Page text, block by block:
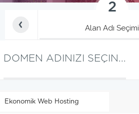
2
Alan Adı Seçimi
DOMEN ADINIZI SEÇIN...